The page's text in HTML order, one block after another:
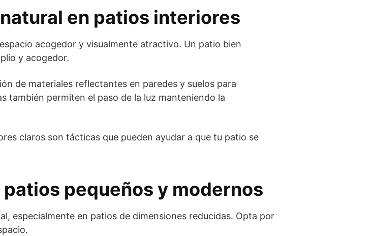
en patios interiores
acogedor y visualmente atractivo. Un patio bien
y acogedor.
de materiales reflectantes en paredes y suelos para
también permiten el paso de la luz manteniendo la
claros son tácticas que pueden ayudar a que tu patio se
pequeños y modernos
especialmente en patios de dimensiones reducidas. Opta por